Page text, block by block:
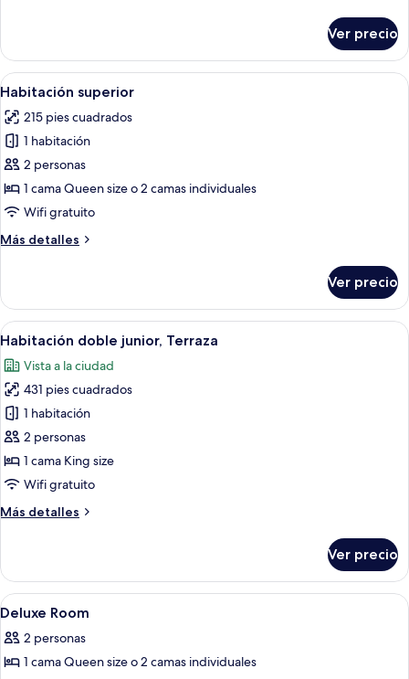
Deluxe
(Deluxe)
Ver precio
Abrir
todas
las
fotos
de
Habitación
superior
Una habitación de hotel moderna
9
Habitación superior
215 pies cuadrados
1 habitación
2 personas
1 cama Queen size o 2 camas individuales
Wifi gratuito
Más detalles
Más
superior
Ver precio
Abrir
todas
las
fotos
de
Habitación
doble
junior,
Terraza
Una habitación de hotel moderna
4
Habitación doble junior, Terraza
Vista a la ciudad
431 pies cuadrados
1 habitación
2 personas
1 cama King size
Wifi gratuito
Más detalles
Más
doble
junior,
Terraza
Ver precio
Abrir
todas
las
fotos
Ropa de cama hipoalergénica,
9
Deluxe Room
2 personas
1 cama Queen size o 2 camas individuales